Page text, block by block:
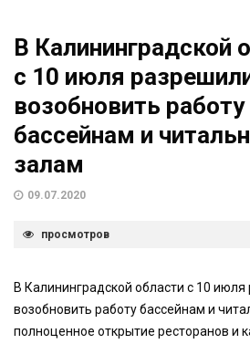
В Калининградской
с 10 июля
возобновить работу
бассейнам и
залам
09.07.2020
просмотров
В Калининградской области с 10
возобновить работу бассейнам и
полноценное открытие ресторанов и